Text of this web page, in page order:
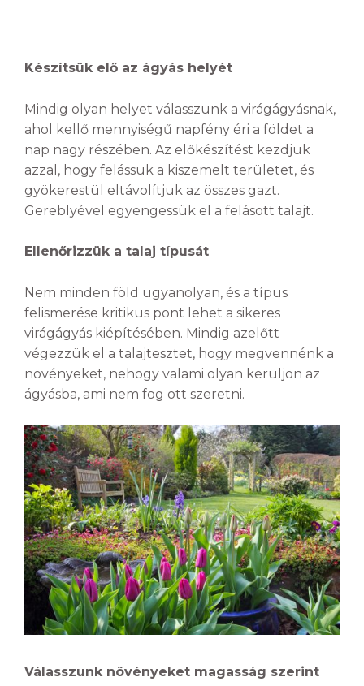
Készítsük elő az ágyás helyét
Mindig olyan helyet válasszunk a virágágyásnak,
ahol kellő mennyiségű napfény éri a földet a
nap nagy részében. Az előkészítést kezdjük
azzal, hogy felássuk a kiszemelt területet, és
gyökerestül eltávolítjuk az összes gazt.
Gereblyével egyengessük el a felásott talajt.
Ellenőrizzük a talaj típusát
Nem minden föld ugyanolyan, és a típus
felismerése kritikus pont lehet a sikeres
virágágyás kiépítésében. Mindig azelőtt
végezzük el a talajtesztet, hogy megvennénk a
növényeket, nehogy valami olyan kerüljön az
ágyásba, ami nem fog ott szeretni.
Válasszunk növényeket magasság szerint